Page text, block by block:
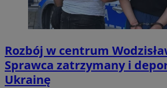
Rozbój w centrum
Sprawca zatrzymany i
Ukrainę